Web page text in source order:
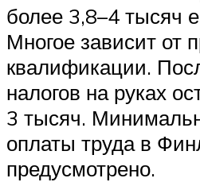
более 3,8–4 тысяч
Многое зависит от
квалификации.
налогов на руках
3 тысяч.
оплаты труда в
предусмотрено.